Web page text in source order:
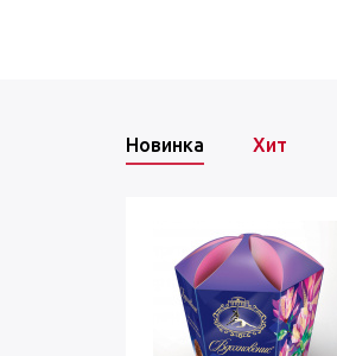
Новинка Хит